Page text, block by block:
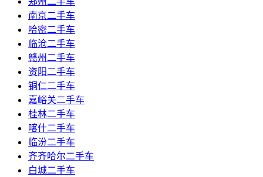
南京二手车
哈密二手车
临沧二手车
赣州二手车
资阳二手车
铜仁二手车
嘉峪关二手车
桂林二手车
喀什二手车
临汾二手车
齐齐哈尔二手车
白城二手车